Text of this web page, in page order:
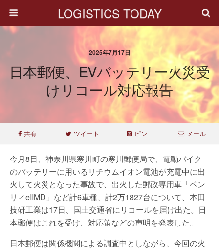
LOGISTICS TODAY
2025年7月17日
日本郵便、EVバッテリー火災受
けリコール対応報告
共有 ツイート ピン メール
今月8日、神奈川県寒川町の寒川郵便局で、電動バイク
のバッテリーに用いるリチウムイオン電池が充電中に出
火して火災となった事故で、出火した郵政専用車「ベン
リィeIIMD」など計6車種、計2万1827台について、本田
技研工業は17日、国土交通省にリコールを届け出た。日
本郵便はこれを受け、対応策などの声明を発表した。
日本郵便は関係機関による調査中としながら、今回の火